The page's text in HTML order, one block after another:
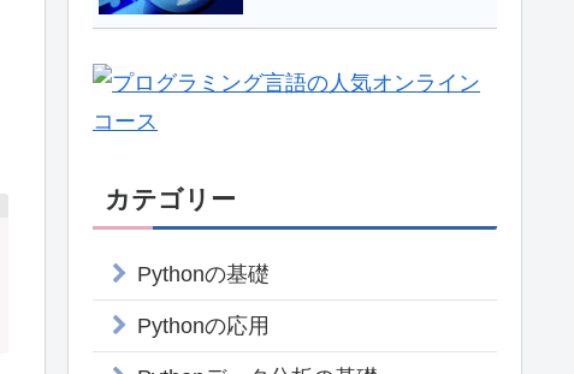
カテゴリー
Pythonの基礎
Pythonの応用